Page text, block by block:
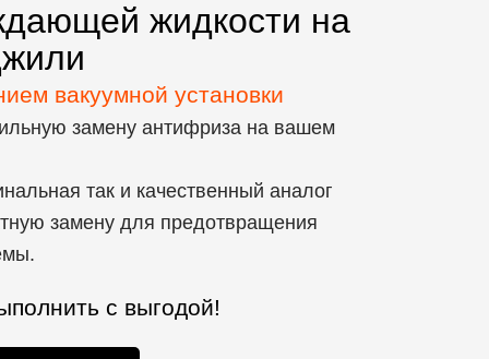
жидкости на
вакуумной установки
замену антифриза на вашем
так и качественный аналог
замену для предотвращения
с выгодой!